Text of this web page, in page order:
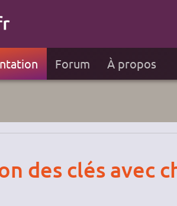
Forum À propos
des clés avec